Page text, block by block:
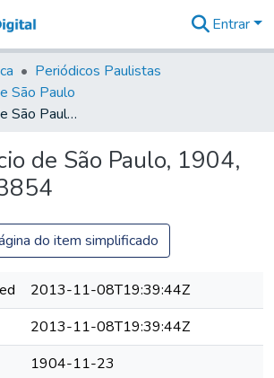
&
Coleções
Tudo na
Biblioteca
Estatísticas
Entrar
Periódicos Paulistas
São Paulo
O Commercio de São Paulo, 1904, Ano XII, n. 3854
de São Paulo, 1904,
do item simplificado
2013-11-08T19:39:44Z
2013-11-08T19:39:44Z
1904-11-23